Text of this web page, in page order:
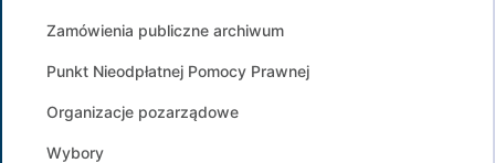
Zamówienia publiczne archiwum
Punkt Nieodpłatnej Pomocy Prawnej
Organizacje pozarządowe
Wybory